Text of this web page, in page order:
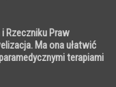
Rzeczniku Praw
Ma ona ułatwić
terapiami